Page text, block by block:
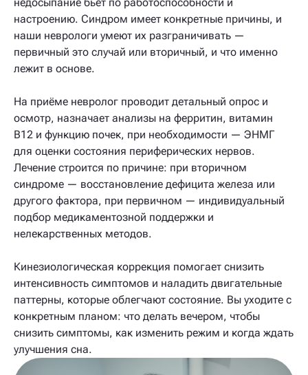
настроению. Синдром имеет конкретные причины, и
наши неврологи умеют их разграничивать —
первичный это случай или вторичный, и что именно
лежит в основе.
На приёме невролог проводит детальный опрос и
осмотр, назначает анализы на ферритин, витамин
В12 и функцию почек, при необходимости — ЭНМГ
для оценки состояния периферических нервов.
Лечение строится по причине: при вторичном
синдроме — восстановление дефицита железа или
другого фактора, при первичном — индивидуальный
подбор медикаментозной поддержки и
нелекарственных методов.
Кинезиологическая коррекция помогает снизить
интенсивность симптомов и наладить двигательные
паттерны, которые облегчают состояние. Вы уходите с
конкретным планом: что делать вечером, чтобы
снизить симптомы, как изменить режим и когда ждать
улучшения сна.